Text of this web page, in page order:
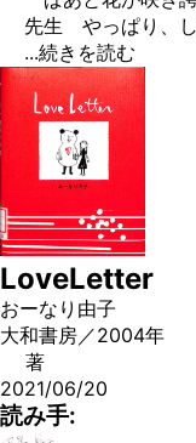
先生 やっぱり、し
...続きを読む
LoveLetter
おーなり由子
大和書房／2004年
著
2021/06/20
読み手: